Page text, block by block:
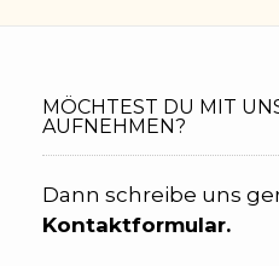
MÖCHTEST DU MIT
AUFNEHMEN?
Dann schreibe uns
Kontaktformular.